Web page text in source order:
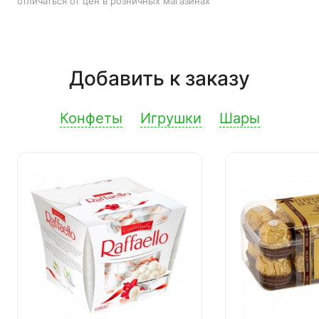
Добавить к заказу
Конфеты Игрушки Шары